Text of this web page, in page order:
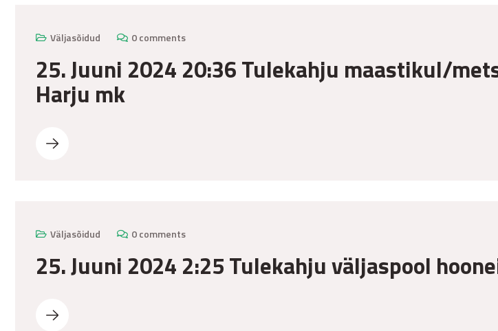
Väljasõidud 0 comments
25. Juuni 2024 20:36 Tulekahju maastikul/
Harju mk
Väljasõidud 0 comments
25. Juuni 2024 2:25 Tulekahju väljaspool